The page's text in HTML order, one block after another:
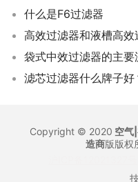
什么是F6过滤器
袋式中效过滤器的主
滤芯过滤器什么牌子
Copyright © 2020 空气
造商版版权